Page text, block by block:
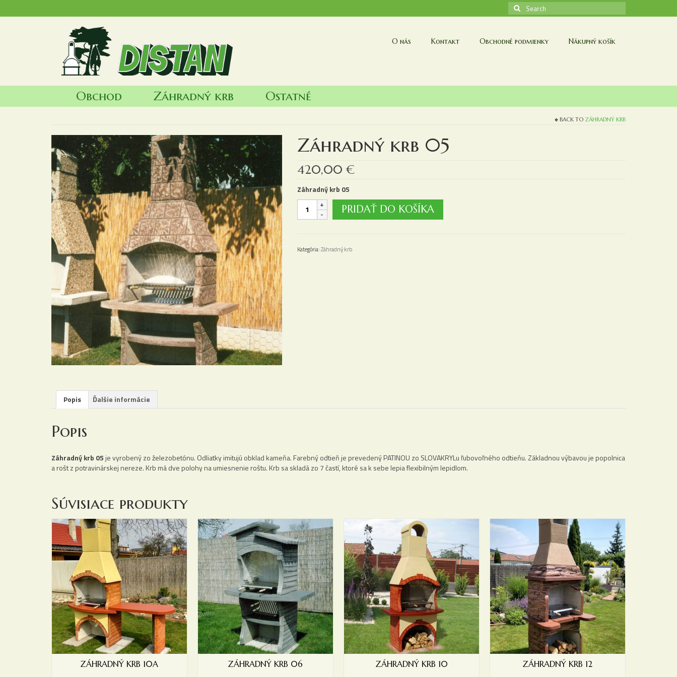
Search
for:
O nás Kontakt Obchodné podmienky Nákupný košík
Obchod Záhradný krb Ostatné
BACK TO ZÁHRADNÝ KRB
Záhradný krb 05
420,00 €
Záhradný krb 05
množstvo
Záhradný
PRIDAŤ DO KOŠÍKA
Kategória:Záhradný krb
Popis Ďalšie informácie
Popis
Záhradný krb 05 je vyrobený zo železobetónu. Odliatky imitujú obklad kameňa. Farebný odtieň je prevedený PATINOU zo SLOVAKRYLu ľubovoľného odtieňu. Základnou výbavou je popolnica
a rošt z potravinárskej nereze. Krb má dve polohy na umiesnenie roštu. Krb sa skladá zo 7 častí, ktoré sa k sebe lepia flexibilným lepidlom.
Súvisiace produkty
ZÁHRADNÝ KRB 10A
ZÁHRADNÝ KRB 06
ZÁHRADNÝ KRB 10
ZÁHRADNÝ KRB 12